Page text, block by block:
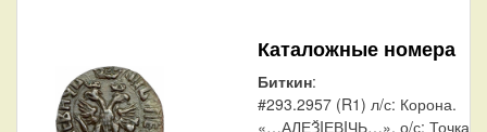
Каталожные номера
Биткин:
#293.2957 (R1) л/с: Корона.
«…АЛЕѮIЕВIЧЬ…», о/с: Точка.